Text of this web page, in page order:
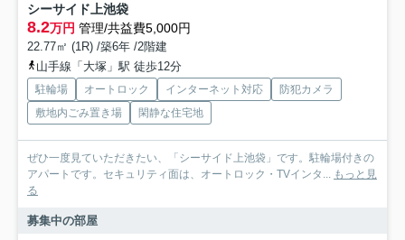
シーサイド上池袋
8.2万円 管理/共益費5,000円
22.77㎡ (1R) /築6年 /2階建
山手線「大塚」駅 徒歩12分
駐輪場 オートロック インターネット対応
防犯カメラ
敷地内ごみ置き場
閑静な住宅地
ぜひ一度見ていただきたい、「シーサイド上池袋」です。駐輪場付きの
アパートです。セキュリティ面は、オートロック・TVインタ... もっと見
る
募集中の部屋